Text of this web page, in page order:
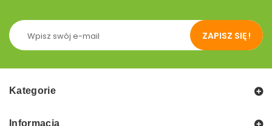
ZAPISZ SIĘ !
Kategorie
Informacja